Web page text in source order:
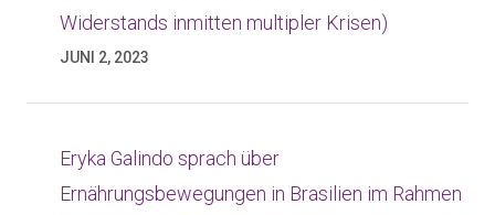
Widerstands inmitten multipler Krisen)
JUNI 2, 2023
Eryka Galindo sprach über
Ernährungsbewegungen in Brasilien im Rahmen